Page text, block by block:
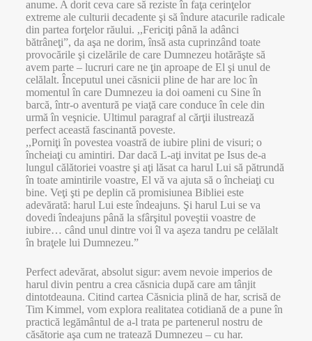
anume. A dorit ceva care să reziste în faţa cerinţelor
extreme ale culturii decadente şi să îndure atacurile radicale
din partea forţelor răului. ,,Fericiţi până la adânci
bătrâneţi”, da aşa ne dorim, însă asta cuprinzând toate
provocările şi cizelările de care Dumnezeu hotărăşte să
avem parte – lucruri care ne ţin aproape de El şi unul de
celălalt. Începutul unei căsnicii pline de har are loc în
momentul în care Dumnezeu ia doi oameni cu Sine în
barcă, într-o aventură pe viaţă care conduce în cele din
urmă în veşnicie. Ultimul paragraf al cărţii ilustrează
perfect această fascinantă poveste.
,,Porniţi în povestea voastră de iubire plini de visuri; o
încheiaţi cu amintiri. Dar dacă L-aţi invitat pe Isus de-a
lungul călătoriei voastre şi aţi lăsat ca harul Lui să pătrundă
în toate amintirile voastre, El vă va ajuta să o încheiaţi cu
bine. Veţi şti pe deplin că promisiunea Bibliei este
adevărată: harul Lui este îndeajuns. Şi harul Lui se va
dovedi îndeajuns până la sfârşitul poveştii voastre de
iubire… când unul dintre voi îl va aşeza tandru pe celălalt
în braţele lui Dumnezeu.”
Perfect adevărat, absolut sigur: avem nevoie imperios de
harul divin pentru a crea căsnicia după care am tânjit
dintotdeauna. Citind cartea Căsnicia plină de har, scrisă de
Tim Kimmel, vom explora realitatea cotidiană de a pune în
practică legământul de a-l trata pe partenerul nostru de
căsătorie aşa cum ne tratează Dumnezeu – cu har.